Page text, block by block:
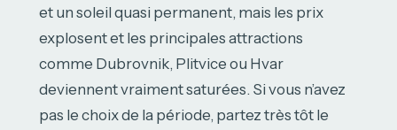
et un soleil quasi permanent, mais les prix
explosent et les principales attractions
comme Dubrovnik, Plitvice ou Hvar
deviennent vraiment saturées. Si vous n’avez
pas le choix de la période, partez très tôt le